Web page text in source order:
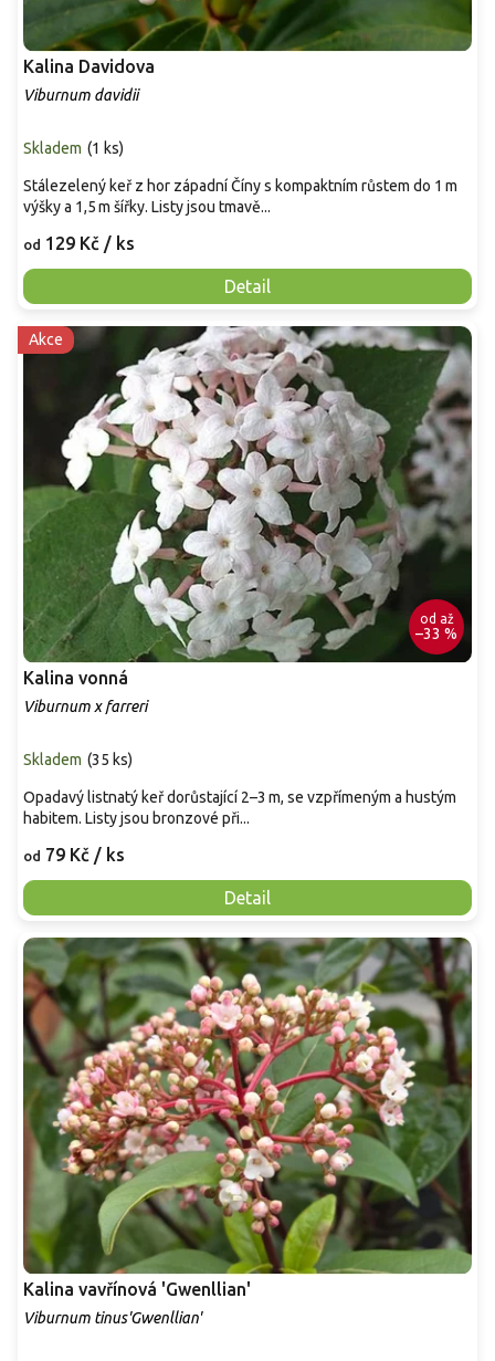
Kalina Davidova
Viburnum davidii
Skladem (1 ks)
od 129 Kč / ks
Detail
Stálezelený keř z hor západní Číny s kompaktním růstem do 1 m
výšky a 1,5 m šířky. Listy jsou tmavě...
Akce
od až
–33 %
Kalina vonná
Viburnum x farreri
Skladem (35 ks)
od 79 Kč / ks
Detail
Opadavý listnatý keř dorůstající 2–3 m, se vzpřímeným a hustým
habitem. Listy jsou bronzové při...
Kalina vavřínová 'Gwenllian'
Viburnum tinus'Gwenllian'